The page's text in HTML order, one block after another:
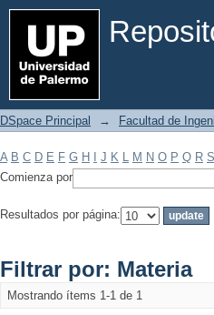
Filtrar por: Materia
DSpace Principal → Facultad de
A B C D E F G H J K L M N O P Q R S
Comienza por
Resultados por página:
Filtrar por: Materia
Mostrando ítems 1-1 de 1